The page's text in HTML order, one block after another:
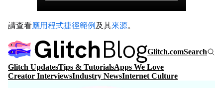
請查看應用程式捷徑範例及其來源。